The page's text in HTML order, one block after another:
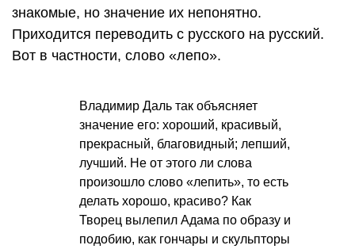
знакомые, но значение их непонятно.
Приходится переводить с русского на русский.
Вот в частности, слово «лепо».
Владимир Даль так объясняет
значение его: хороший, красивый,
прекрасный, благовидный; лепший,
лучший. Не от этого ли слова
произошло слово «лепить», то есть
делать хорошо, красиво? Как
Творец вылепил Адама по образу и
подобию, как гончары и скульпторы